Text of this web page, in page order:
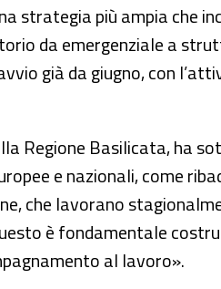
strategia più ampia che
da emergenziale a
già da giugno, con
Regione Basilicata, ha
e nazionali, come
che lavorano
è fondamentale
al lavoro».